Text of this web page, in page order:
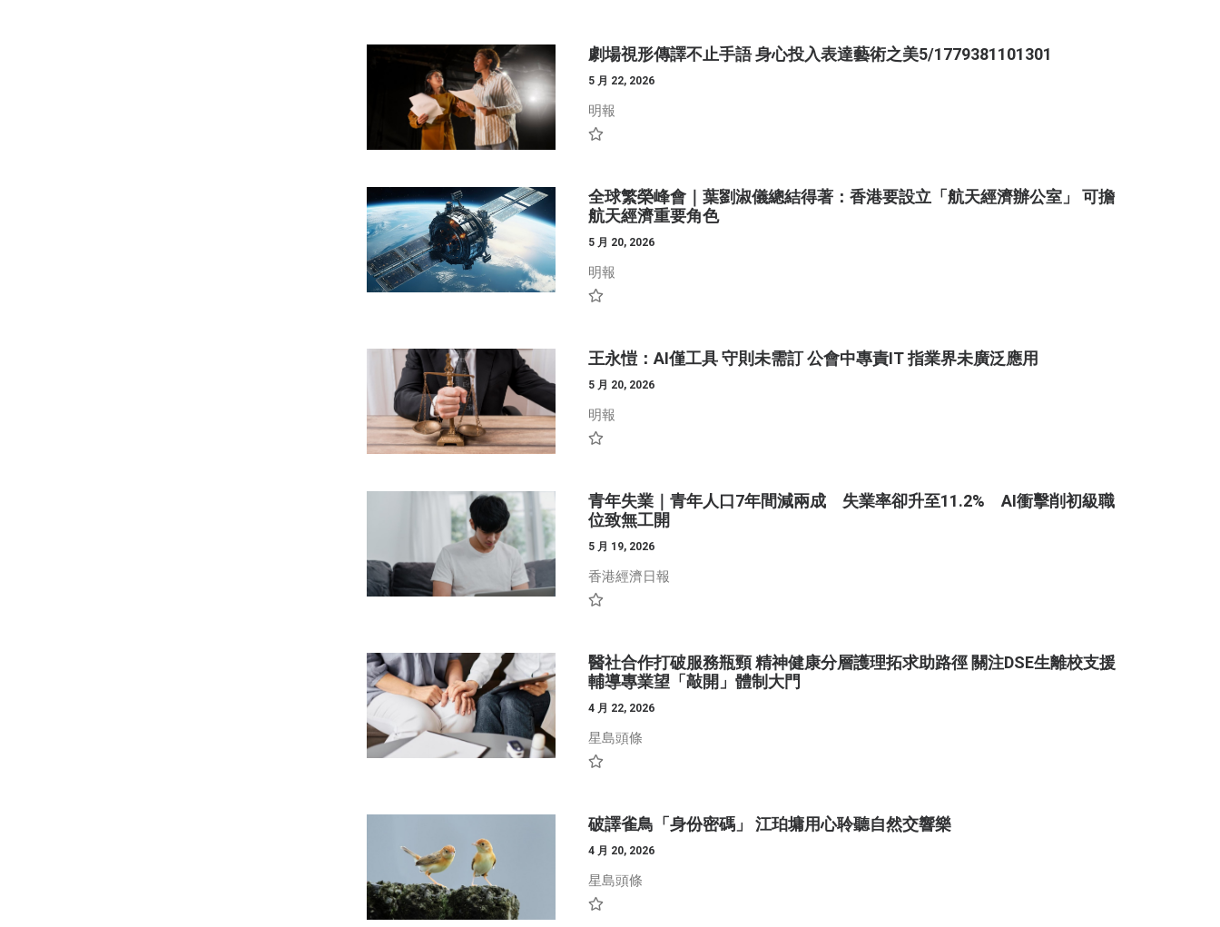
劇場視形傳譯不止手語 身心投入表達藝術之美5/1779381101301
5 月 22, 2026
明報
全球繁榮峰會｜葉劉淑儀總結得著：香港要設立「航天經濟辦公室」 可擔
航天經濟重要角色
5 月 20, 2026
明報
王永愷：AI僅工具 守則未需訂 公會中專責IT 指業界未廣泛應用
5 月 20, 2026
明報
青年失業｜青年人口7年間減兩成 失業率卻升至11.2% AI衝擊削初級職
位致無工開
5 月 19, 2026
香港經濟日報
醫社合作打破服務瓶頸 精神健康分層護理拓求助路徑 關注DSE生離校支援
輔導專業望「敲開」體制大門
4 月 22, 2026
星島頭條
破譯雀鳥「身份密碼」 江珀墉用心聆聽自然交響樂
4 月 20, 2026
星島頭條